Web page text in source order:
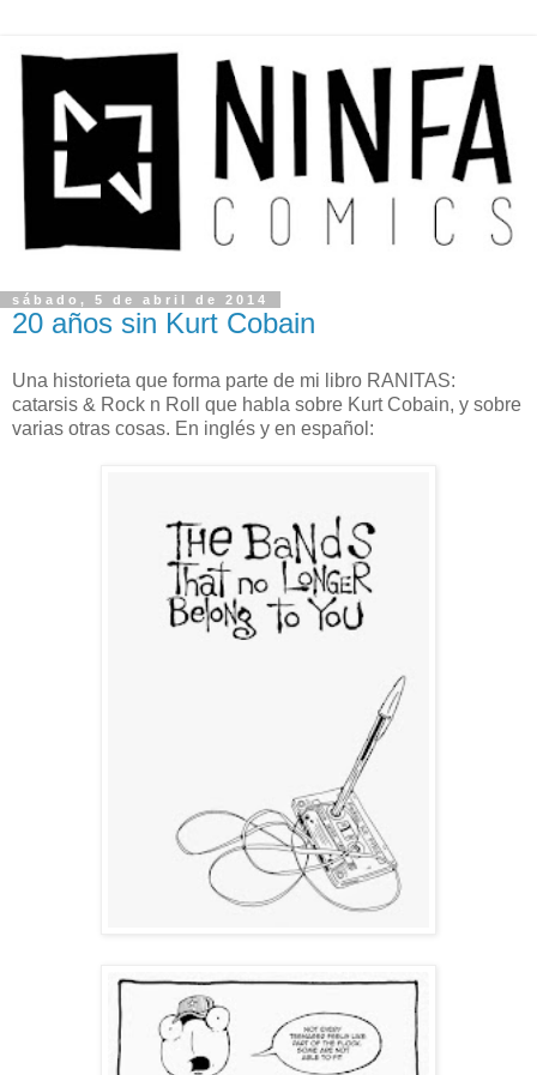
sábado, 5 de abril de 2014
20 años sin Kurt Cobain
Una historieta que forma parte de mi libro RANITAS:
catarsis & Rock n Roll que habla sobre Kurt Cobain, y sobre
varias otras cosas. En inglés y en español: